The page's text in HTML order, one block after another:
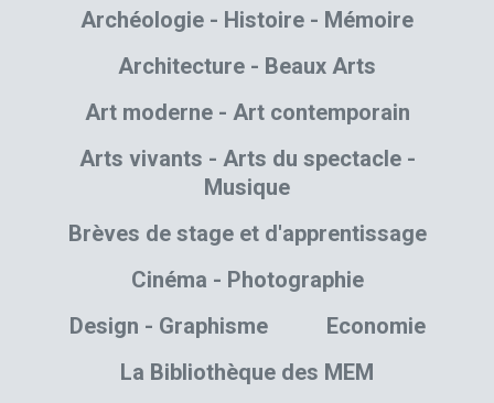
Archéologie - Histoire - Mémoire
Architecture - Beaux Arts
Art moderne - Art contemporain
Arts vivants - Arts du spectacle -
Musique
Brèves de stage et d'apprentissage
Cinéma - Photographie
Design - Graphisme
Economie
La Bibliothèque des MEM